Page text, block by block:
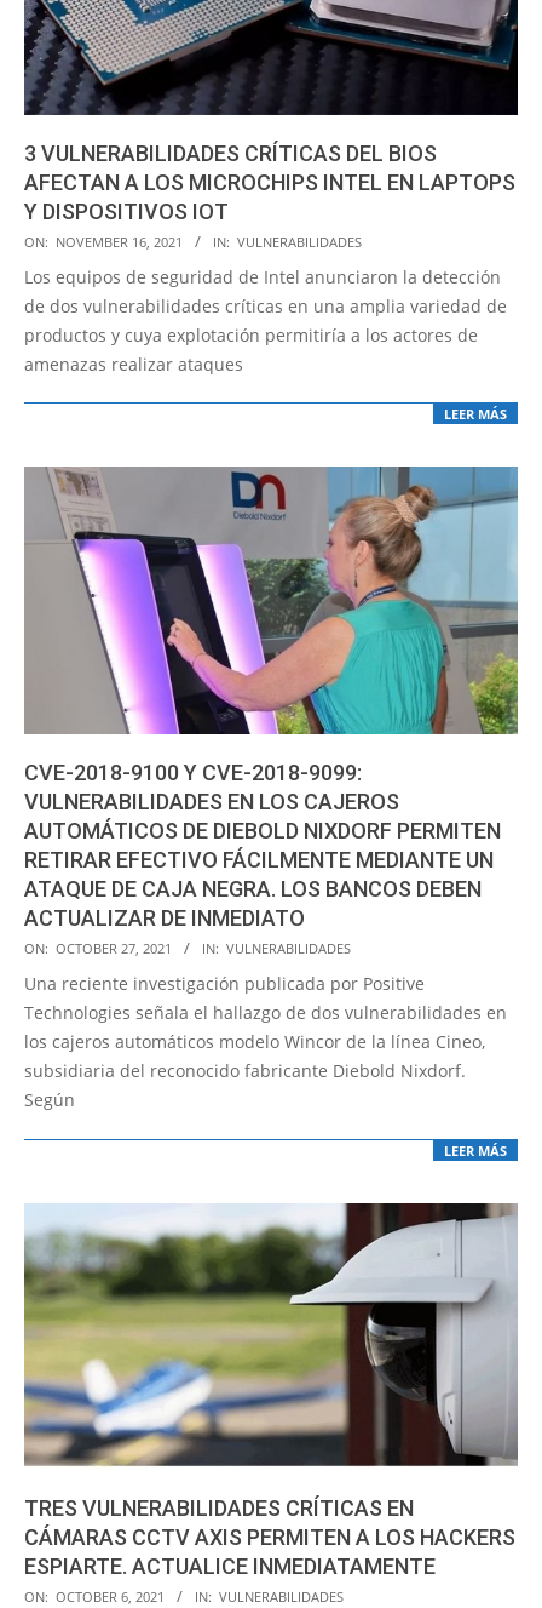
3 VULNERABILIDADES CRÍTICAS DEL BIOS
AFECTAN A LOS MICROCHIPS INTEL EN LAPTOPS
Y DISPOSITIVOS IOT
2021-
11-
16
ON: NOVEMBER 16, 2021 IN: VULNERABILIDADES
Los equipos de seguridad de Intel anunciaron la detección
de dos vulnerabilidades críticas en una amplia variedad de
productos y cuya explotación permitiría a los actores de
amenazas realizar ataques
LEER MÁS
CVE-2018-9100 Y CVE-2018-9099:
VULNERABILIDADES EN LOS CAJEROS
AUTOMÁTICOS DE DIEBOLD NIXDORF PERMITEN
RETIRAR EFECTIVO FÁCILMENTE MEDIANTE UN
ATAQUE DE CAJA NEGRA. LOS BANCOS DEBEN
ACTUALIZAR DE INMEDIATO
2021-
10-
27
ON: OCTOBER 27, 2021 IN: VULNERABILIDADES
Una reciente investigación publicada por Positive
Technologies señala el hallazgo de dos vulnerabilidades en
los cajeros automáticos modelo Wincor de la línea Cineo,
subsidiaria del reconocido fabricante Diebold Nixdorf.
Según
LEER MÁS
TRES VULNERABILIDADES CRÍTICAS EN
CÁMARAS CCTV AXIS PERMITEN A LOS HACKERS
ESPIARTE. ACTUALICE INMEDIATAMENTE
2021-
ON: OCTOBER 6, 2021 IN: VULNERABILIDADES